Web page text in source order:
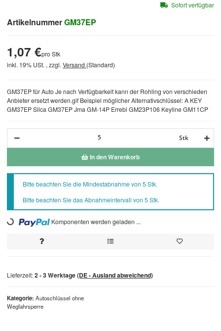
ArtikelnummerGM37EP
Kategorie Autoschlüssel ohne
Wegfahrsperre
GM37EP für Auto Je nach Verfügbarkeit kann der Rohling von verschieden
Anbieter ersetzt werden.gif Beispiel möglicher Alternativschlüssel: A KEY
GM37EP Silca GM37EP Jma GM-14P Errebi GM23P106 Keyline GM11CP
1,07 €pro Stk
inkl. 19% USt. , zzgl. Versand (Standard)
Stk
In den Warenkorb
xBitte beachten Sie die Mindestabnahme von 5 Stk.
Bitte beachten Sie das Abnahmeintervall von 5 Stk.
Loading... Komponenten werden geladen ...
Sofort verfügbar
Lieferzeit:2 - 3 Werktage(DE - Ausland abweichend)